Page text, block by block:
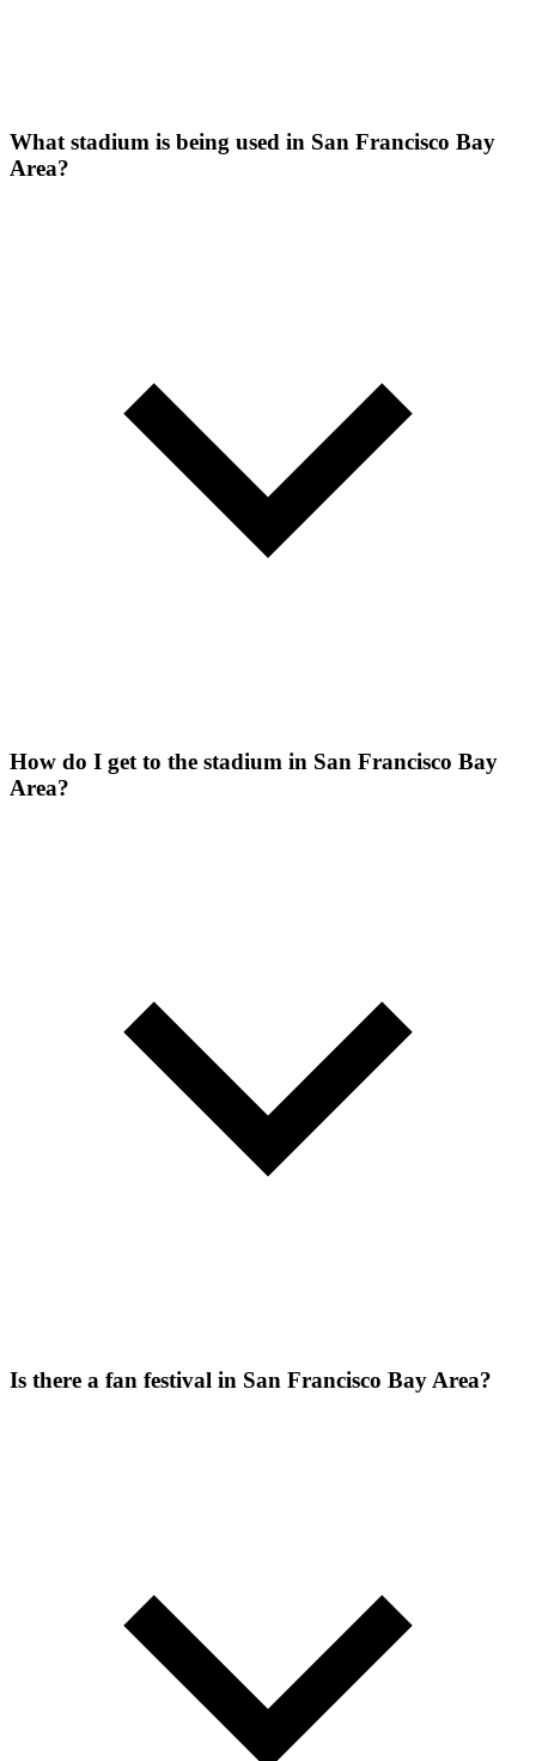
What stadium is being used in San Francisco Bay
Area?
How do I get to the stadium in San Francisco Bay
Area?
Is there a fan festival in San Francisco Bay Area?